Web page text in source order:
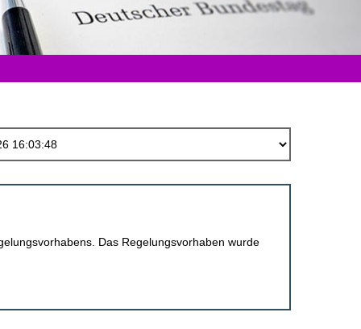
Das Regelungsvorhaben wurde